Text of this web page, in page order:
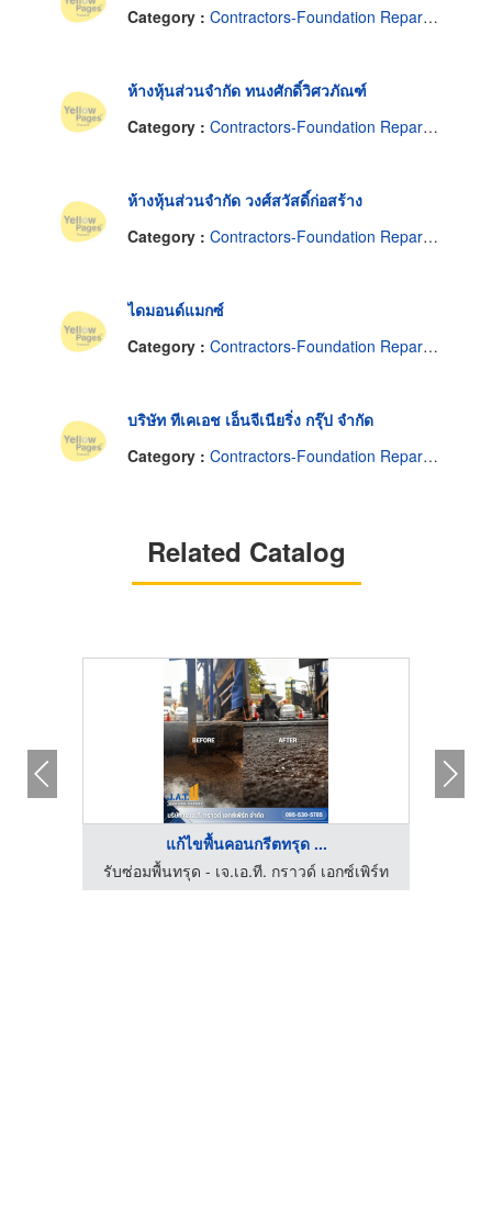
Category : Contractors-Foundation Reparing
ห้างหุ้นส่วนจำกัด ทนงศักดิ์วิศวภัณฑ์
Category : Contractors-Foundation Reparing
ห้างหุ้นส่วนจำกัด วงศ์สวัสดิ์ก่อสร้าง
Category : Contractors-Foundation Reparing
ไดมอนด์แมกซ์
Category : Contractors-Foundation Reparing
บริษัท ทีเคเอช เอ็นจีเนียริ่ง กรุ๊ป จำกัด
Category : Contractors-Foundation Reparing
Related Catalog
แก้ไขพื้นคอนกรีตทรุด ...
รับซ่อมพื้นทรุด - เจ.เอ.ที. กราวด์ เอกซ์เพิร์ท